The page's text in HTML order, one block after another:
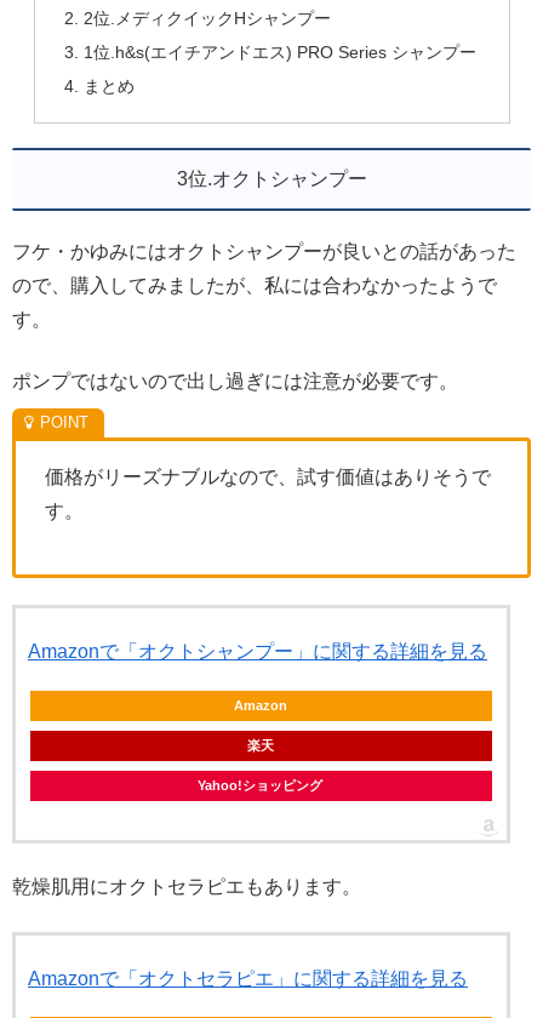
2位.メディクイックHシャンプー
1位.h&s(エイチアンドエス) PRO Series シャンプー
まとめ
3位.オクトシャンプー
フケ・かゆみにはオクトシャンプーが良いとの話があった
ので、購入してみましたが、私には合わなかったようで
す。
ポンプではないので出し過ぎには注意が必要です。
価格がリーズナブルなので、試す価値はありそうで
す。
Amazonで「オクトシャンプー」に関する詳細を見る
Amazon
楽天
Yahoo!ショッピング
乾燥肌用にオクトセラピエもあります。
Amazonで「オクトセラピエ」に関する詳細を見る